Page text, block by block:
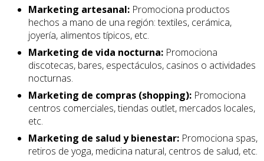
Marketing artesanal: Promociona productos
hechos a mano de una región: textiles, cerámica,
joyería, alimentos típicos, etc.
Marketing de vida nocturna: Promociona
discotecas, bares, espectáculos, casinos o actividades
nocturnas.
Marketing de compras (shopping): Promociona
centros comerciales, tiendas outlet, mercados locales,
etc.
Marketing de salud y bienestar: Promociona spas,
retiros de yoga, medicina natural, centros de salud, etc.